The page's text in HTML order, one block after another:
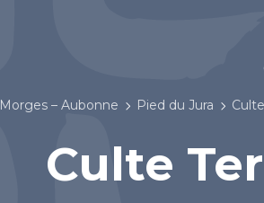
Morges – Aubonne Pied du Jura
Culte